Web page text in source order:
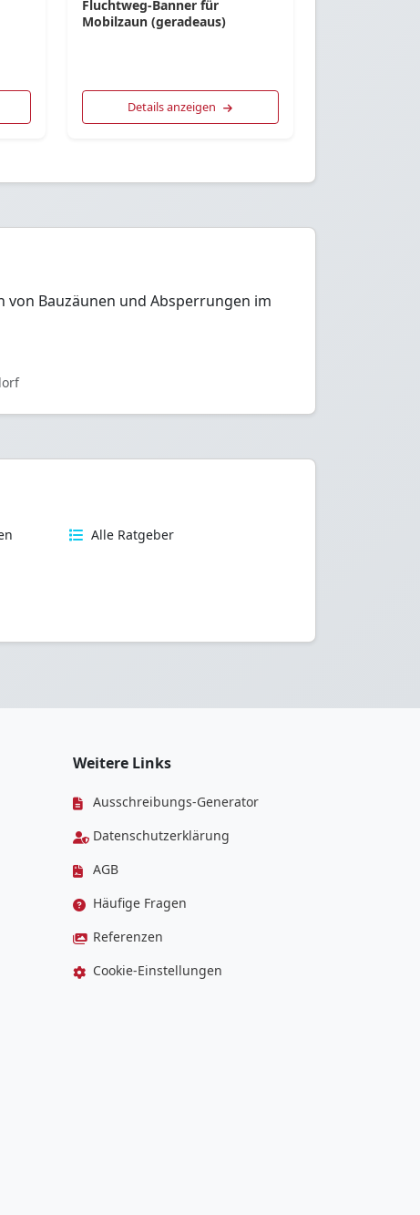
Fluchtweg-Banner für
Mobilzaun (geradeaus)
Details anzeigen
Bauzäunen und Absperrungen im
Alle Ratgeber
Weitere Links
Ausschreibungs-Generator
Datenschutzerklärung
AGB
Häufige Fragen
Referenzen
Cookie-Einstellungen